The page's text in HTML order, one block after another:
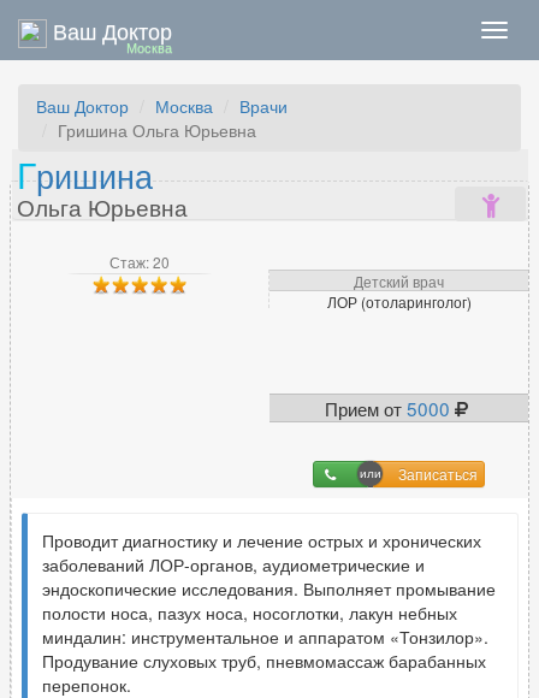
Ваш Доктор
Москва
Ваш Доктор Москва
Врачи
Гришина Ольга Юрьевна
Стаж: 20
Детский врач
ЛОР (отоларинголог)
Прием от5000
Записаться
Гришина
Ольга Юрьевна
Проводит диагностику и лечение острых и хронических
заболеваний ЛОР-органов, аудиометрические и
эндоскопические исследования. Выполняет промывание
полости носа, пазух носа, носоглотки, лакун небных
миндалин: инструментальное и аппаратом «Тонзилор».
Продувание слуховых труб, пневмомассаж барабанных
перепонок.